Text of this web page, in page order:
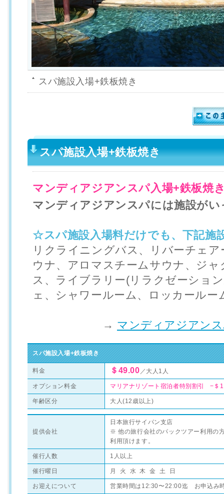
スパ施設入場+鉄板焼き
スパ施設入場+鉄板焼き
マンディアジアンスパ入場+鉄板焼
マンディアジアンスパには施設が
☆スパ施設入場料だけでも、下記施
リクライニングバス、リバーチェ
ウナ、アロマスチームサウナ、ジ
ス、ライブラリー(リラクゼーショ
ェ、シャワールーム、ロッカールー
→ マンディアジアン
スパ施設入場+鉄板焼き
料金 ＄49.00 ／大人1人
オプション料金 マリアナリゾート宿泊者特別割引 −＄
年齢区分 大人(12歳以上)
提供会社
日本旅行サイパン支店
※ 他の旅行会社のパックツアー利用の
利用頂けます。
催行人数 1人以上
催行曜日 月 火 水 木 金 土 日
お迎えについて 営業時間は12:30〜22:00迄 お申込み